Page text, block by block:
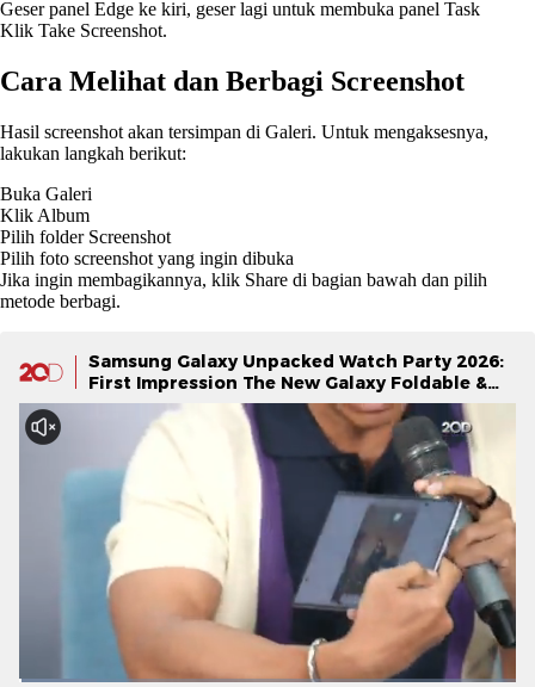
Geser panel Edge ke kiri, geser lagi untuk membuka panel Task
Klik Take Screenshot.
Cara Melihat dan Berbagi Screenshot
Hasil screenshot akan tersimpan di Galeri. Untuk mengaksesnya,
lakukan langkah berikut:
Buka Galeri
Klik Album
Pilih folder Screenshot
Pilih foto screenshot yang ingin dibuka
Jika ingin membagikannya, klik Share di bagian bawah dan pilih
metode berbagi.
Samsung Galaxy Unpacked Watch Party 2026:
First Impression The New Galaxy Foldable &
Galaxy Watch Series